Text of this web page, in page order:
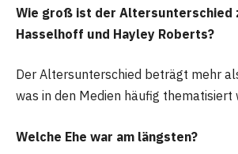
Wie groß ist der Altersunterschied
Hasselhoff und Hayley Roberts?
Der Altersunterschied beträgt mehr
was in den Medien häufig thematisiert
Welche Ehe war am längsten?